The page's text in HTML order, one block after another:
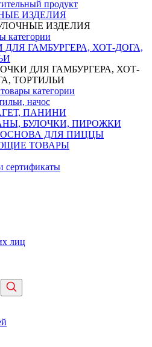
продукт
ИЗДЕЛИЯ
ИЗДЕЛИЯ
категории
ДЛЯ ГАМБУРГЕРА, ХОТ-ДОГА,
ДЛЯ ГАМБУРГЕРА, ХОТ-
ТОРТИЛЬИ
категории
начос
ПАНИНИ
БУЛОЧКИ, ПИРОЖКИ
ДЛЯ ПИЦЦЫ
ТОВАРЫ
сертификаты
лиц